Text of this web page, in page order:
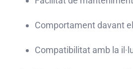
Comportament davant
Compatibilitat amb la